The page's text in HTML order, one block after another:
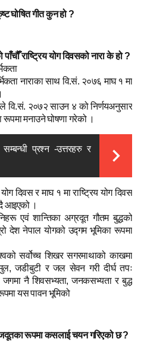
घोषित गीत कुन हो ?
राष्ट्रिय योग दिवसको नारा के हो ?
नाराका साथ वि.सं. २०७६ माघ १ मा
वि.सं. २०७२ साउन ४ को निर्णयअनुसार
रूपमा मनाउने घोषणा गरेको ।
प्रश्न -उत्तरहरु र
दिवस र माघ १ मा राष्ट्रिय योग दिवस
आइएको ।
एवं शान्तिका अग्रदूत गौतम बुद्धको
देश नेपाल योगको उद्गम भूमिका रूपमा
सर्वोच्च शिखर सगरमाथाको काखमा
जडीबुटी र जल सेवन गरी दीर्घ तपः
जगमा नै शिवसभ्यता, जनकसभ्यता र बुद्ध
यस पावन भूमिको
रूपमा कसलाई चयन गरिएको छ ?